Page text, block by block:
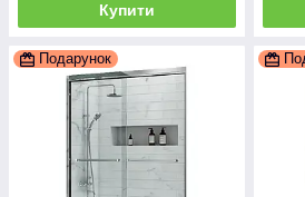
Купити
Подарунок